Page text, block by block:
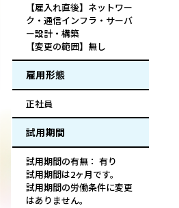
【雇入れ直後】ネットワー
ク・通信インフラ・サーバ
ー設計・構築
【変更の範囲】無し
雇用形態
正社員
試用期間
試用期間の有無： 有り
試用期間は2ヶ月です。
試用期間の労働条件に変更
はありません。